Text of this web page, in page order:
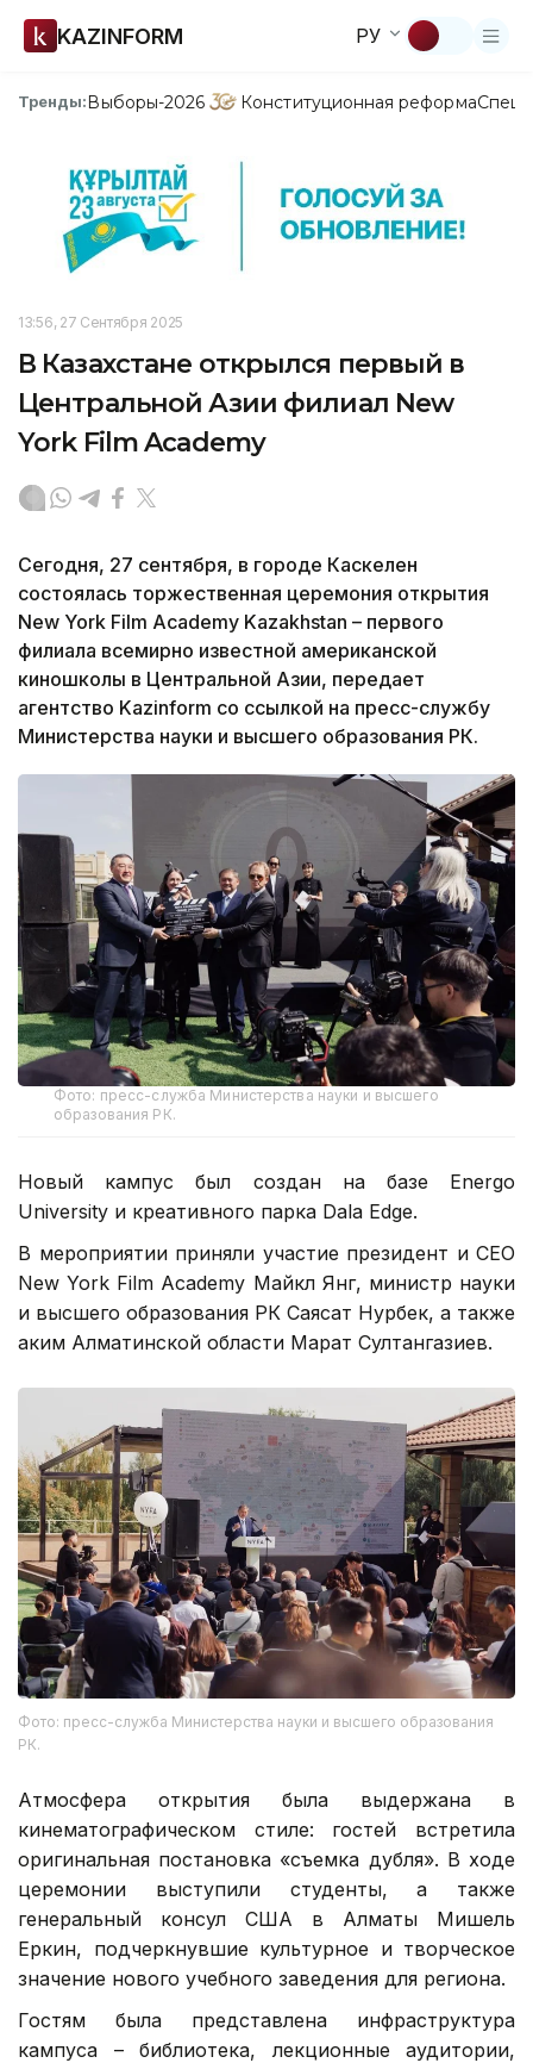
KAZINFORM РУ
Тренды:Выборы-2026 Конституционная реформа
13:56, 27 Сентября 2025
В Казахстане открылся первый в
Центральной Азии филиал New
York Film Academy
Сегодня, 27 сентября, в городе Каскелен
состоялась торжественная церемония открытия
New York Film Academy Kazakhstan – первого
филиала всемирно известной американской
киношколы в Центральной Азии, передает
агентство Kazinform со ссылкой на пресс-службу
Министерства науки и высшего образования РК.
Фото: пресс-служба Министерства науки и высшего
образования РК.
Новый кампус был создан на базе Energo
University и креативного парка Dala Edge.
В мероприятии приняли участие президент и CEO
New York Film Academy Майкл Янг, министр науки
и высшего образования РК Саясат Нурбек, а также
аким Алматинской области Марат Султангазиев.
Фото: пресс-служба Министерства науки и высшего образования
РК.
Атмосфера открытия была выдержана в
кинематографическом стиле: гостей встретила
оригинальная постановка «съемка дубля». В ходе
церемонии выступили студенты, а также
генеральный консул США в Алматы Мишель
Еркин, подчеркнувшие культурное и творческое
значение нового учебного заведения для региона.
Гостям была представлена инфраструктура
кампуса – библиотека, лекционные аудитории,